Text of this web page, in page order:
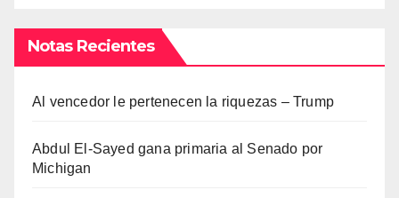
Notas Recientes
Al vencedor le pertenecen la riquezas – Trump
Abdul El-Sayed gana primaria al Senado por
Michigan